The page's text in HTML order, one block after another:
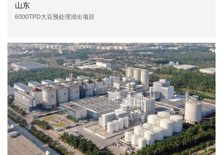
山东
6000TPD大豆预处理浸出项目